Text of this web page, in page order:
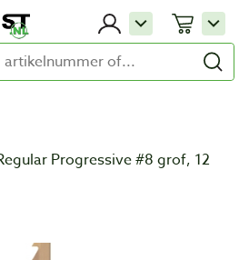
Progressive #8 grof, 12